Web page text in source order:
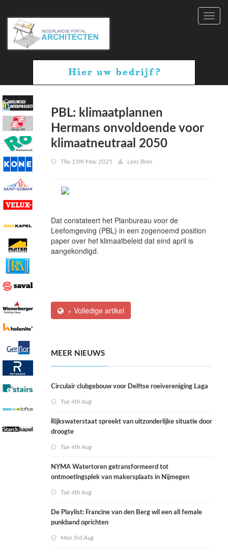
PBL: klimaatplannen
Hermans onvoldoende voor
klimaatneutraal 2050
Thu 15th May 2025 Lees Bron
Dat constateert het Planbureau voor de
Leefomgeving (PBL) in een zogenoemd position
paper over het klimaatbeleid dat eind april is
aangekondigd.
» Volledige artikel
MEER NIEUWS
Circulair clubgebouw voor Delftse roeivereniging Laga
Tue 4th Aug
Rijkswaterstaat spreekt van uitzonderlijke situatie door
droogte
Tue 4th Aug
NYMA Watertoren getransformeerd tot
ontmoetingsplek van makersplaats in Nijmegen
Tue 4th Aug
De Playlist: Francine van den Berg wil een all female
punkband oprichten
Mon 3rd Aug